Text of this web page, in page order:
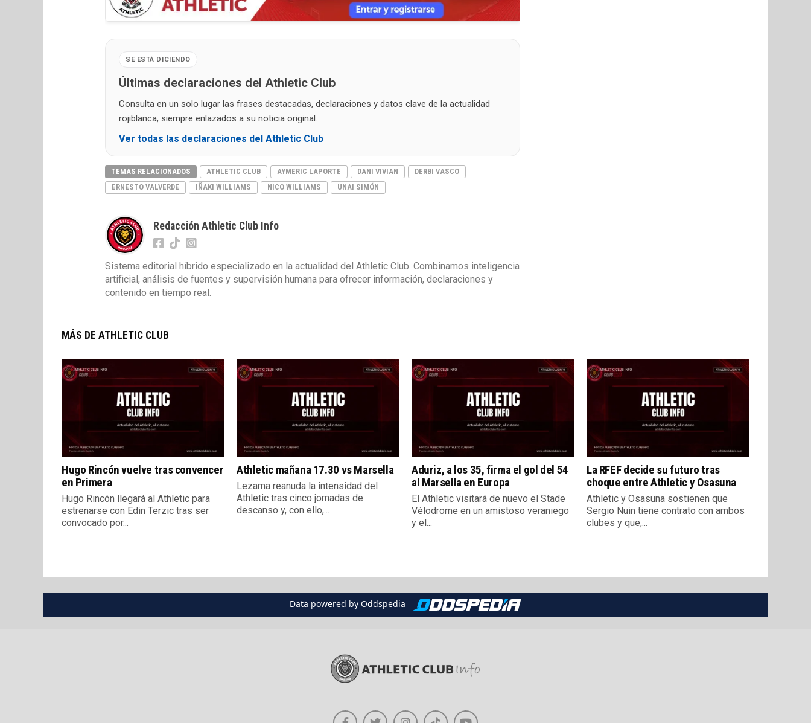
SE ESTÁ DICIENDO
Últimas declaraciones del Athletic Club
Consulta en un solo lugar las frases destacadas, declaraciones y datos clave de la actualidad
rojiblanca, siempre enlazados a su noticia original.
Ver todas las declaraciones del Athletic Club
TEMAS RELACIONADOS ATHLETIC CLUB AYMERIC LAPORTE DANI VIVIAN
DERBI VASCO
ERNESTO VALVERDE
IÑAKI WILLIAMS NICO WILLIAMS UNAI SIMÓN
Redacción Athletic Club Info
Sistema editorial híbrido especializado en la actualidad del Athletic Club. Combinamos inteligencia
artificial, análisis de fuentes y supervisión humana para ofrecer información, declaraciones y
contenido en tiempo real.
MÁS DE ATHLETIC CLUB
Hugo Rincón vuelve tras convencer
en Primera
Hugo Rincón llegará al Athletic para
estrenarse con Edin Terzic tras ser
convocado por...
Athletic mañana 17.30 vs Marsella
Lezama reanuda la intensidad del
Athletic tras cinco jornadas de
descanso y, con ello,...
Aduriz, a los 35, firma el gol del 54
al Marsella en Europa
El Athletic visitará de nuevo el Stade
Vélodrome en un amistoso veraniego
y el...
La RFEF decide su futuro tras
choque entre Athletic y Osasuna
Athletic y Osasuna sostienen que
Sergio Nuin tiene contrato con ambos
clubes y que,...
Data powered by Oddspedia